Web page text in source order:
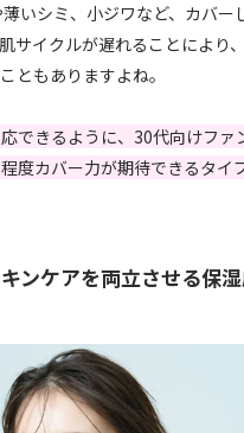
いシミ、小ジワなど、カバー
サイクルが遅れることにより
ともありますよね。
できるように、30代向けファ
度カバー力が期待できるタイ
ンケアを両立させる保